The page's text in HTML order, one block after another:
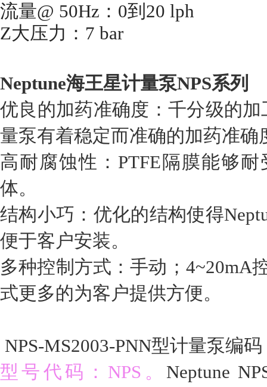
流量@ 50Hz：0到20 lph
Z大压力：7 bar
Neptune海王星计量泵NPS系列
优良的加药准确度：千分级的
量泵有着稳定而准确的加药准确
高耐腐蚀性：PTFE隔膜能够
体。
结构小巧：优化的结构使得
便于客户安装。
多种控制方式：手动；4~20mA
式更多的为客户提供方便。
NPS-MS2003-PNN型计量泵编码
型号代码：NPS。 Neptune